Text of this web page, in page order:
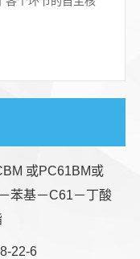
或PC61BM或
苯基－C61－丁酸
22-6